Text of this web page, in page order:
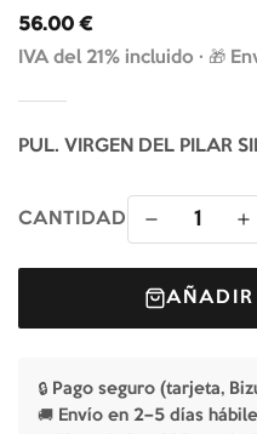
56.00 €
IVA del 21% incluido · 🎁
PUL. VIRGEN DEL PILAR
CANTIDAD 1
AÑADIR
🔒 Pago seguro (tarjeta,
🚚 Envío en 2–5 días